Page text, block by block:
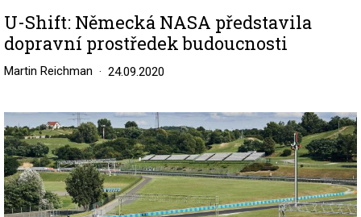
U-Shift: Německá NASA představila
dopravní prostředek budoucnosti
Martin Reichman 24.09.2020
Image